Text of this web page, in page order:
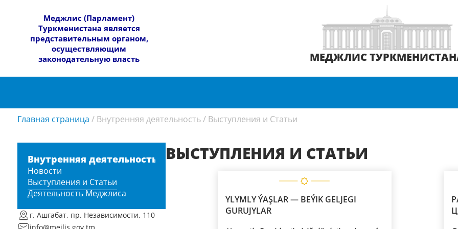
​Меджлис (Парламент)
Туркменистана является
представительным органом,
осуществляющим
законодательную власть
МЕДЖЛИС
Главная страница / Внутренняя деятельность / Выступления и Статьи
Внутренняя деятельность
Новости
Выступления и Статьи
Деятельность Меджлиса
г. Ашгабат, пр. Независимости, 110
ВЫСТУПЛЕНИЯ И СТАТЬИ
YLYMLY ÝAŞLAR — BEÝIK GELJEGI
GURUJYLAR